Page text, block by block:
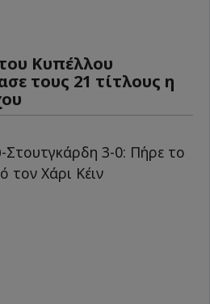
Κυπέλλου
τους 21 τίτλους η